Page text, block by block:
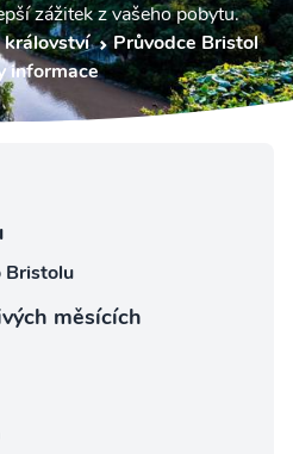
zážitek z vašeho pobytu.
království
Průvodce Bristol
informace
Bristolu
měsících